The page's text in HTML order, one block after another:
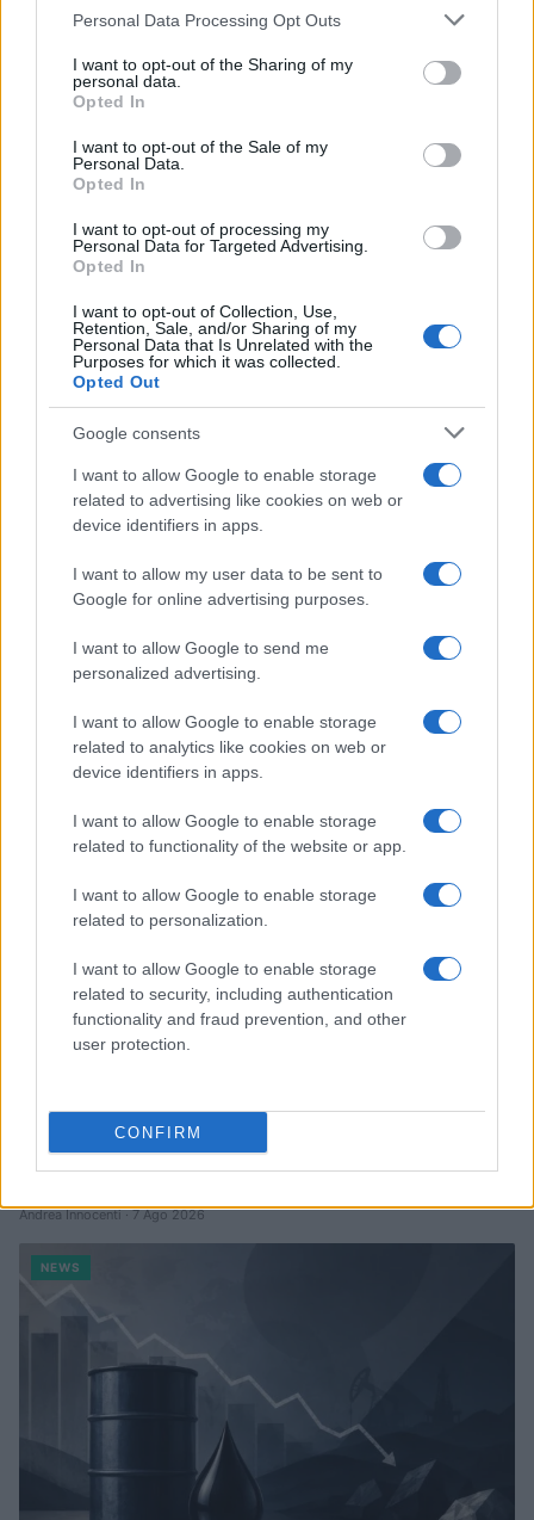
Please note that this website/app uses one or more Google
not limited to your visit or usage behaviour. You may click to
grant or deny consent to Google and its third-party tags to
use your data for below specified purposes in below Google
consent section.
Personal Data Processing Opt Outs
I want to opt-out of the Sharing of my
personal data.
Opted In
I want to opt-out of the Sale of my
Personal Data.
Opted In
I want to opt-out of processing my
Personal Data for Targeted Advertising.
Opted In
I want to opt-out of Collection, Use,
Retention, Sale, and/or Sharing of my
Personal Data that Is Unrelated with the
Purposes for which it was collected.
Opted Out
Google consents
I want to allow Google to enable storage
related to advertising like cookies on web or
device identifiers in apps.
I want to allow my user data to be sent to
Google for online advertising purposes.
I want to allow Google to send me
personalized advertising.
I want to allow Google to enable storage
related to analytics like cookies on web or
device identifiers in apps.
I want to allow Google to enable storage
related to functionality of the website or app.
I want to allow Google to enable storage
related to personalization.
I want to allow Google to enable storage
related to security, including authentication
functionality and fraud prevention, and other
user protection.
CONFIRM
continueranno a modellare le opportunità nel medio
AUTORE
Staff
Continua a leggere
NEWS
Andrea Innocenti · 7 Ago 2026
NEWS